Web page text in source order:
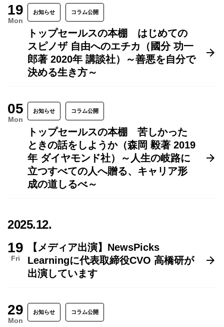
19
Mon
お知らせ コラム公開
トップセールスの本棚 はじめての
スピノザ 自由へのエチカ（國分 功一
郎著 2020年 講談社）～善悪を自分で
決める生き方～
05
Mon
お知らせ コラム公開
トップセールスの本棚 苦しかった
ときの話をしようか（森岡 毅著 2019
年 ダイヤモンド社）～人生の岐路に
立つすべての人へ贈る、キャリア形
成の道しるべ～
2025.12.
19
Fri
【メディア出演】NewsPicks
Learningに代表取締役CVO 高橋研が
出演しています
29
Mon
お知らせ コラム公開